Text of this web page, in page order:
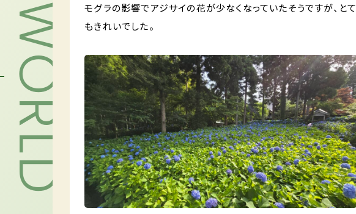
モグラの影響でアジサイの花が少なくなっていたそうですが、とて
もきれいでした。